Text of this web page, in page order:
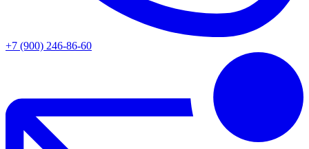
+7 (900) 246-86-60